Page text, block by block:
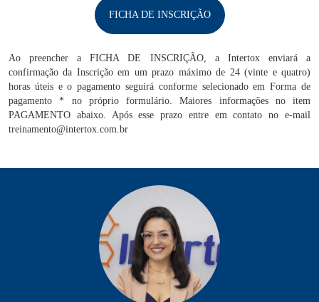
FICHA DE INSCRIÇÃO
Ao preencher a FICHA DE INSCRIÇÃO, a Intertox enviará a
confirmação da Inscrição em um prazo máximo de 24 (vinte e quatro)
horas úteis e o pagamento seguirá conforme selecionado em Forma de
pagamento * no próprio formulário. Maiores informações no item
PAGAMENTO abaixo. Após esse prazo entre em contato no e-mail
treinamento@intertox.com.br